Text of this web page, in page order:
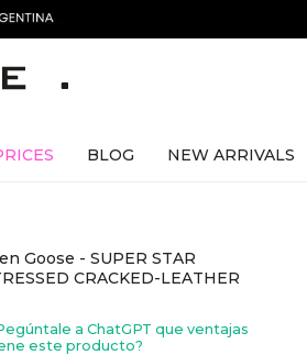
BLOG NEW ARRIVALS
Goose - SUPER STAR
CRACKED-LEATHER
a ChatGPT que ventajas
este producto?